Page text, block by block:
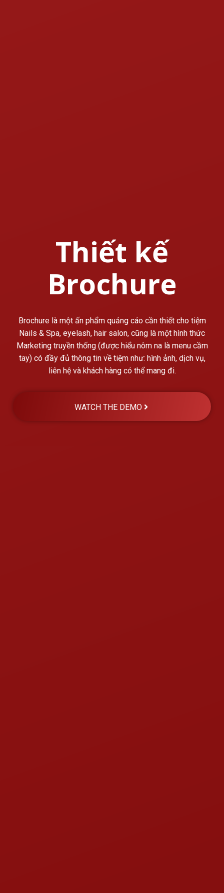
Thiết kế
Brochure
Brochure là một ấn phẩm quảng cáo cần thiết cho tiệm
Nails & Spa, eyelash, hair salon, cũng là một hình thức
Marketing truyền thống (được hiểu nôm na là menu cầm
tay) có đầy đủ thông tin về tiệm như: hình ảnh, dịch vụ,
liên hệ và khách hàng có thể mang đi.
WATCH THE DEMO